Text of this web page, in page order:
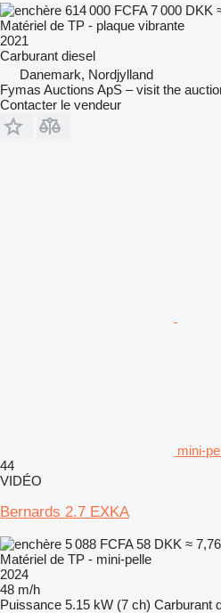
614 000 FCFA7 000 DKK
Matériel de TP - plaque vibrante
2021
Carburant diesel
Danemark, Nordjylland
Fymas Auctions ApS – visit the
Contacter le vendeur
mini-
44
VIDÉO
Bernards 2.7 EXKA
5 088 FCFA58 DKK ≈
Matériel de TP - mini-pelle
2024
48 m/h
Puissance 5.15 kW (7 ch) Carburant